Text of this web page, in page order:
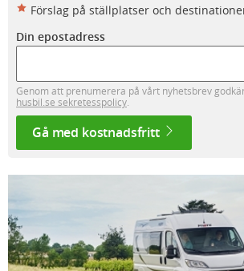
Förslag på ställplatser och
Din epostadress
Genom att prenumerera på vårt nyhetsbrev
husbil.se sekretesspolicy.
Gå med kostnadsfritt